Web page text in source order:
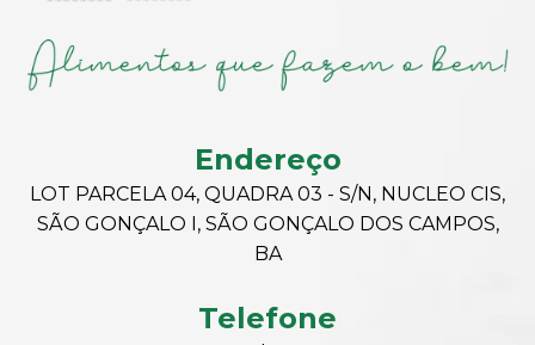
Endereço
LOT PARCELA 04, QUADRA 03 - S/N, NUCLEO CIS,
SÃO GONÇALO I, SÃO GONÇALO DOS CAMPOS,
BA
Telefone